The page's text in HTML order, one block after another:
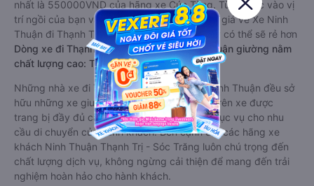
nhất là 550000VND của hãng xe Cúc Tùng. Tùy thuộc vào vị
trí ngồi của bạn và chương trình khuyến mãi, giá vé Xe Ninh
Thuận đi Thạnh Trị - Sóc Trăng limousine này có thể sẽ rẻ hơn
Dòng xe đi Thạnh Trị - Sóc Trăng từ Ninh Thuận giường nằm
chất lượng cao: Thoải mái, giá cả tốt nhất
Những nhà xe đi Thạnh Trị - Sóc Trăng từ Ninh Thuận đều sở
hữu những xe giường nằm chất lượng cao. Trên xe được
trang bị đầy đủ các trang thiết bị hiện đại phục vụ cho nhu
cầu di chuyển của hành khách. Bên cạnh đó, các hãng xe
khách Ninh Thuận Thạnh Trị - Sóc Trăng luôn chú trọng đến
chất lượng dịch vụ, không ngừng cải thiện để mang đến trải
nghiệm hoàn hảo cho hành khách.